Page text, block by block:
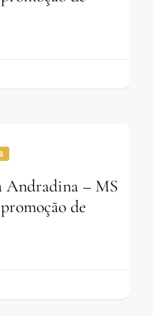
Andradina – MS
de